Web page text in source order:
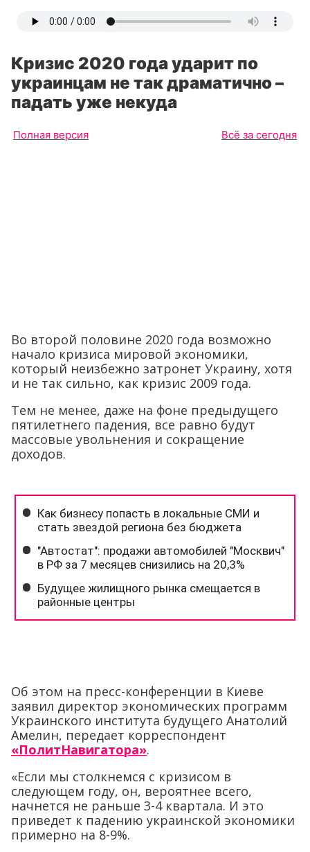
Кризис 2020 года ударит по
украинцам не так драматично –
падать уже некуда
Полная версия Всё за сегодня
Во второй половине 2020 года возможно
начало кризиса мировой экономики,
который неизбежно затронет Украину, хотя
и не так сильно, как кризис 2009 года.
Тем не менее, даже на фоне предыдущего
пятилетнего падения, все равно будут
массовые увольнения и сокращение
доходов.
Об этом на пресс-конференции в Киеве
заявил директор экономических программ
Украинского института будущего Анатолий
Амелин, передает корреспондент
«ПолитНавигатора».
«Если мы столкнемся с кризисом в
следующем году, он, вероятнее всего,
начнется не раньше 3-4 квартала. И это
приведет к падению украинской экономики
примерно на 8-9%.